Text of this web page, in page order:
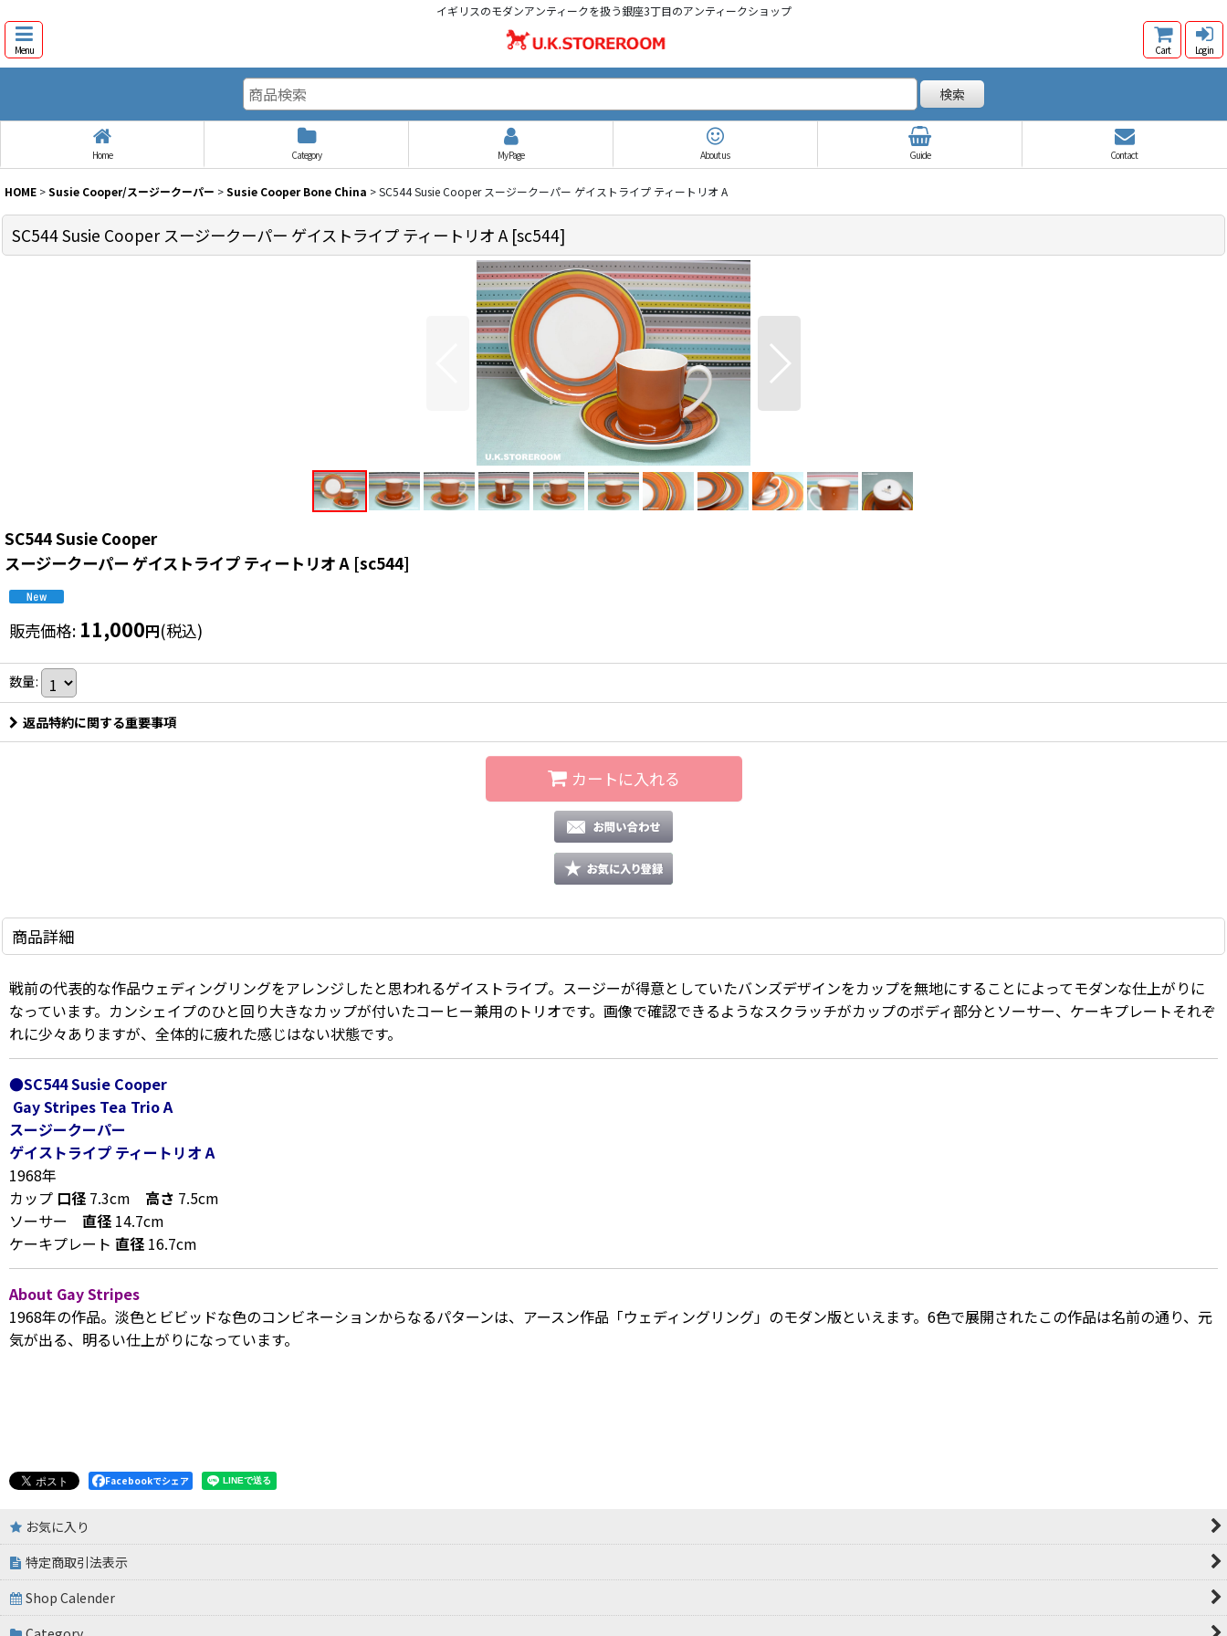
イギリスのモダンアンティークを扱う銀座3丁目のアンティークショップ
Menu Cart Log in
検索
Home Category My Page About us Guide Contact
HOME >Susie Cooper/スージークーパー >Susie Cooper Bone China >SC544 Susie Cooper スージークーパー ゲイストライプ ティートリオ A
SC544 Susie Cooper スージークーパー ゲイストライプ ティートリオ A [sc544]
SC544 Susie Cooper
スージークーパー ゲイストライプ ティートリオ A [sc544]
販売価格: 11,000円(税込)
数量:
返品特約に関する重要事項
カートに入れる
商品詳細
戦前の代表的な作品ウェディングリングをアレンジしたと思われるゲイストライプ。スージーが得意としていたバンズデザインをカップを無地にすることによってモダンな仕上がりに
なっています。カンシェイプのひと回り大きなカップが付いたコーヒー兼用のトリオです。画像で確認できるようなスクラッチがカップのボディ部分とソーサー、ケーキプレートそれぞ
れに少々ありますが、全体的に疲れた感じはない状態です。
●SC544 Susie Cooper
Gay Stripes Tea Trio A
スージークーパー
ゲイストライプ ティートリオ A
1968年
カップ 口径 7.3cm 高さ 7.5cm
ソーサー 直径 14.7cm
ケーキプレート 直径 16.7cm
About Gay Stripes
1968年の作品。淡色とビビッドな色のコンビネーションからなるパターンは、アースン作品「ウェディングリング」のモダン版といえます。6色で展開されたこの作品は名前の通り、元
気が出る、明るい仕上がりになっています。
Facebookでシェア
お気に入り
特定商取引法表示
Shop Calender